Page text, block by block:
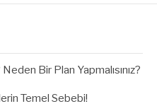
Bir Plan Yapmalısınız?
Temel Sebebi!